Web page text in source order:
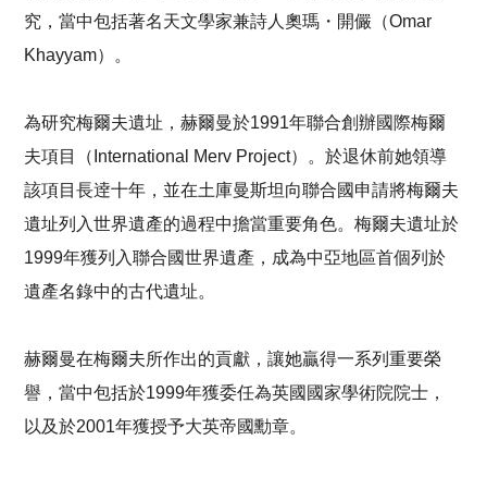
究，當中包括著名天文學家兼詩人奧瑪・開儼（Omar
Khayyam）。
為研究梅爾夫遺址，赫爾曼於1991年聯合創辦國際梅爾
夫項目（International Merv Project）。於退休前她領導
該項目長逹十年，並在土庫曼斯坦向聯合國申請將梅爾夫
遺址列入世界遺產的過程中擔當重要角色。梅爾夫遺址於
1999年獲列入聯合國世界遺產，成為中亞地區首個列於
遺產名錄中的古代遺址。
赫爾曼在梅爾夫所作出的貢獻，讓她贏得一系列重要榮
譽，當中包括於1999年獲委任為英國國家學術院院士，
以及於2001年獲授予大英帝國勳章。